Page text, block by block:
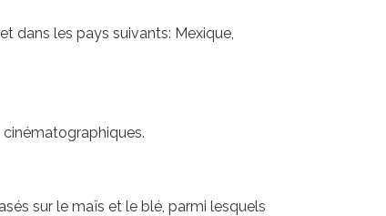
dans les pays suivants: Mexique,
sur le maïs et le blé, parmi lesquels